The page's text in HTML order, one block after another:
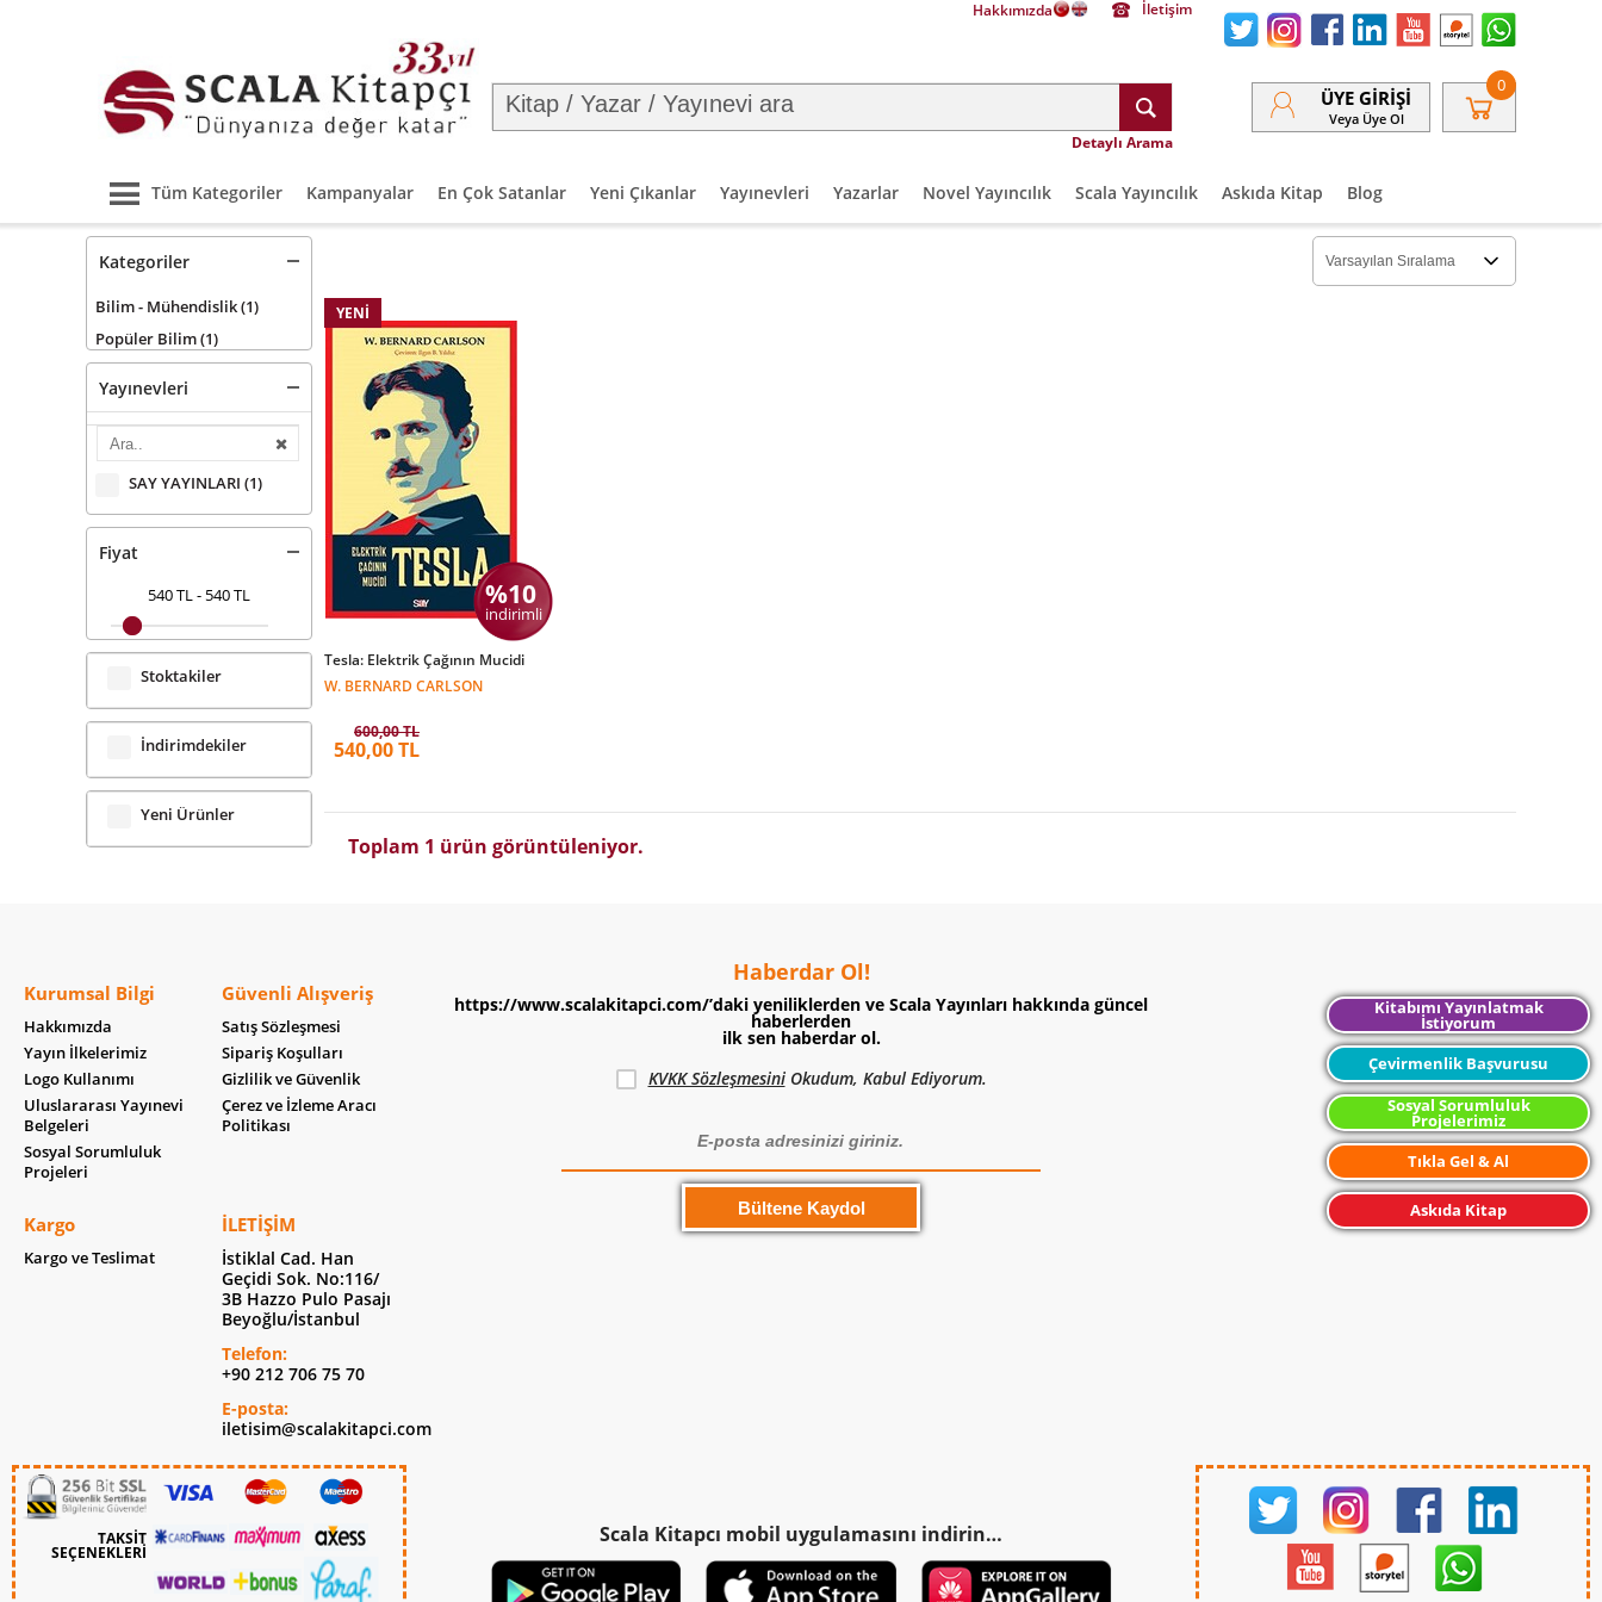
Hakkımızda İletişim
Detaylı Arama
ÜYE GIRIŞI
Veya Üye Ol
0
Tüm Kategoriler Kampanyalar En Çok Satanlar Yeni Çıkanlar Yayınevleri Yazarlar Novel Yayıncılık Scala Yayıncılık Askıda Kitap Blog
Kategoriler
Bilim - Mühendislik(1)
Popüler Bilim(1)
Yayınevleri
SAY YAYINLARI (1)
Fiyat
540 TL- 540 TL
Stoktakiler
İndirimdekiler
Yeni Ürünler
%10
indirimli
YENI
Tesla: Elektrik Çağının Mucidi
W. BERNARD CARLSON
600,00 TL
540,00 TL
Toplam 1 ürün görüntüleniyor.
Kurumsal Bilgi
Hakkımızda
Yayın İlkelerimiz
Logo Kullanımı
Uluslararası Yayınevi
Belgeleri
Sosyal Sorumluluk
Projeleri
Güvenli Alışveriş
Satış Sözleşmesi
Sipariş Koşulları
Gizlilik ve Güvenlik
Çerez ve İzleme Aracı
Politikası
Kargo
Kargo ve Teslimat
İLETIŞIM
İstiklal Cad. Han
Geçidi Sok. No:116/
3B Hazzo Pulo Pasajı
Beyoğlu/İstanbul
Telefon:
+90 212 706 75 70
E-posta:
iletisim@scalakitapci.com
TAKSİT
SEÇENEKLERİ
Haberdar Ol!
https://www.scalakitapci.com/’daki yeniliklerden ve Scala Yayınları hakkında güncel
haberlerden
ilk sen haberdar ol.
KVKK SözleşmesiniOkudum, Kabul Ediyorum.
Scala Kitapcı mobil uygulamasını indirin…
Kitabımı Yayınlatmak
İstiyorum
Çevirmenlik Başvurusu
Sosyal Sorumluluk
Projelerimiz
Tıkla Gel & Al
Askıda Kitap